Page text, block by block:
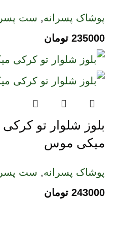
پوشاک پسرانه, ست
235000 تومان
بلوز شلوار تو کرکی
میکی موس
پوشاک پسرانه, ست
243000 تومان